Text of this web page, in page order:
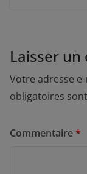
Laisser
Votre adresse
obligatoires
Commentaire*